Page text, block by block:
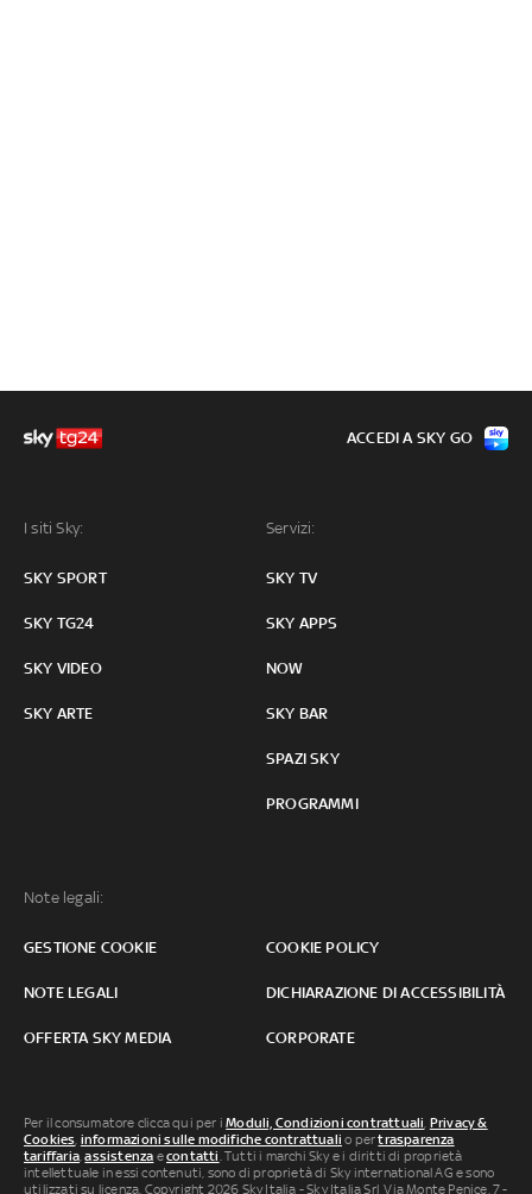
I siti Sky:
SKY SPORT
SKY TG24
SKY VIDEO
SKY ARTE
Servizi:
SKY TV
SKY APPS
NOW
SKY BAR
SPAZI SKY
PROGRAMMI
Note legali:
GESTIONE COOKIE COOKIE POLICY
NOTE LEGALI DICHIARAZIONE DI ACCESSIBILITÀ
OFFERTA SKY MEDIA CORPORATE
ACCEDI A SKY GO
Per il consumatore clicca qui per iModuli, Condizioni contrattuali, Privacy &
Cookies, informazioni sulle modifiche contrattuali o pertrasparenza
tariffaria,assistenza econtatti. Tutti i marchi Sky e i diritti di proprietà
intellettuale in essi contenuti, sono di proprietà di Sky international AG e sono
utilizzati su licenza. Copyright 2026 Sky Italia - Sky Italia Srl Via Monte Penice, 7 -